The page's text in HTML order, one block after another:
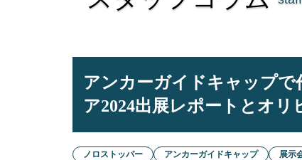
アンカーガイドキャップ
ア2024出展レポートとオリ
ノロストッパー アンカーガイドキャップ 展示